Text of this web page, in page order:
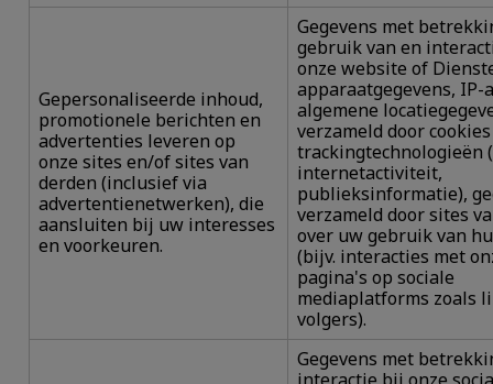
Gepersonaliseerde inhoud,
promotionele berichten en
advertenties leveren op
onze sites en/of sites van
derden (inclusief via
advertentienetwerken), die
aansluiten bij uw interesses
en voorkeuren.
Gegevens met
gebruik van en
onze website of
apparaatgegevens, IP-
algemene
verzameld door
trackingtechnologieën
internetactiviteit,
publieksinformatie),
verzameld door sites
over uw gebruik van
(bijv. interacties met
pagina's op sociale
mediaplatforms zoals
volgers).
Gegevens met
interactie bij onze